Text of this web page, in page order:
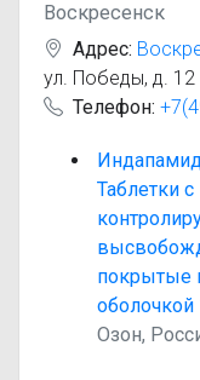
Воскресенск
Адрес:
ул. Победы, д. 12
Телефон:
Таблетки с
покрытые
Озон,